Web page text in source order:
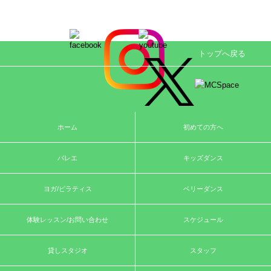
トップへ戻る
ホーム 初めての方へ
バレエ キッズダンス
ヨガ/ピラティス ベリーダンス
体験レッスン/お問い合わせ スケジュール
貸しスタジオ スタッフ